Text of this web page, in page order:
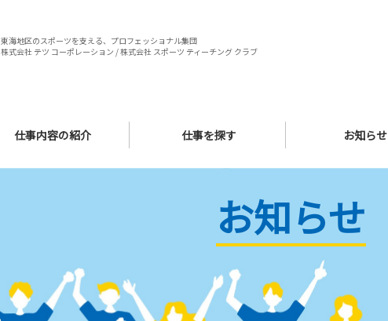
東海地区のスポーツを支える、プロフェッショナル集団
株式会社 テツ コーポレーション / 株式会社 スポーツ ティーチング クラブ
仕事内容の紹介 仕事を探す お知らせ
お知らせ